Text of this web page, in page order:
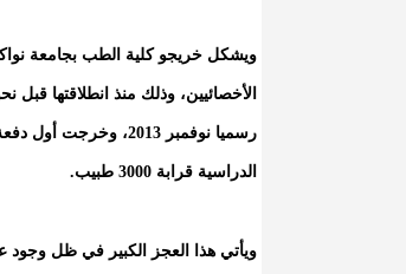
الدراسية قرابة 3000 طبيب.
ويأتي هذا العجز الكبير في ظل وجود